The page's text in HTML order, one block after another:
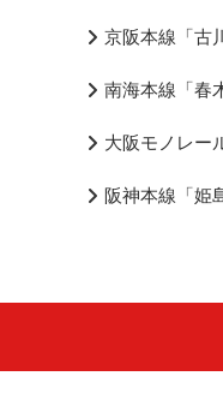
京阪本線「古
南海本線「春
大阪モノレー
阪神本線「姫